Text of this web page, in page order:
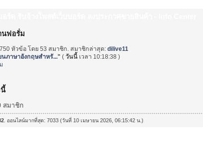
นฟอรั่ม
หัวข้อ โดย 53 สมาชิก. สมาชิกล่าสุด:dilive11
นภาษาอังกฤษสำหรั..." (วันนี้ เวลา 10:18:38 )
สมาชิก
. ออนไลน์มากที่สุด: 7033 (วันที่ 10 เมษายน 2026, 06:15:42 น.)